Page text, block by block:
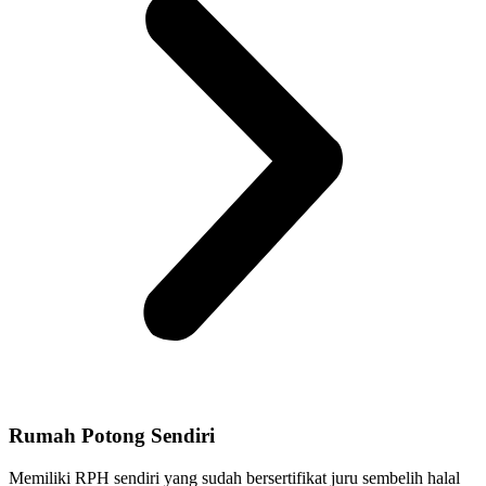
Rumah Potong Sendiri
Memiliki RPH sendiri yang sudah bersertifikat juru sembelih halal